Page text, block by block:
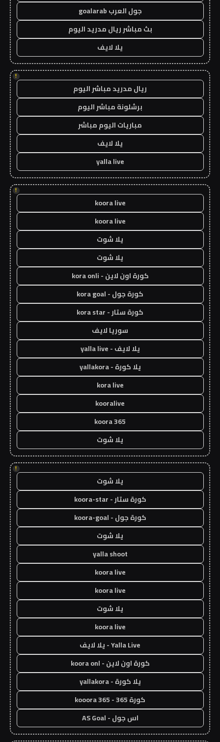
جول العرب goalarab
بث مباشر ريال مدريد اليوم
يلا لايف
!
ريال مدريد مباشر اليوم
برشلونة مباشر اليوم
مباريات اليوم مباشر
يلا لايف
yalla live
!
koora live
koora live
يلا شوت
يلا شوت
كورة اون لاين - kora onli
كورة جول - kora goal
كورة ستار - kora star
سوريا لايف
يلا لايف - yalla live
يلا كورة - yallakora
kora live
kooralive
koora 365
يلا شوت
!
يلا شوت
كورة ستار - koora-star
كورة جول - koora-goal
يلا شوت
yalla shoot
koora live
koora live
يلا شوت
koora live
Yalla Live - يلا لايف
كورة اون لاين - koora onl
يلا كورة - yallakora
كورة 365 - kooora 365
اس جول - AS Goal